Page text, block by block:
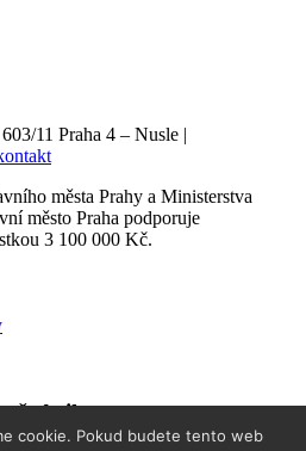
11 Praha 4 – Nusle |
města Prahy a Ministerstva
město Praha podporuje
3 100 000 Kč.
cookie. Pokud budete tento web